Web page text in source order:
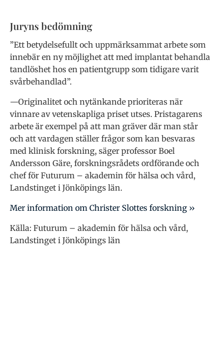
Juryns bedömning
”Ett betydelsefullt och uppmärksammat arbete som
innebär en ny möjlighet att med implantat behandla
tandlöshet hos en patientgrupp som tidigare varit
svårbehandlad”.
—Originalitet och nytänkande prioriteras när
vinnare av vetenskapliga priset utses. Pristagarens
arbete är exempel på att man gräver där man står
och att vardagen ställer frågor som kan besvaras
med klinisk forskning, säger professor Boel
Andersson Gäre, forskningsrådets ordförande och
chef för Futurum – akademin för hälsa och vård,
Landstinget i Jönköpings län.
Mer information om Christer Slottes forskning ››
Källa: Futurum – akademin för hälsa och vård,
Landstinget i Jönköpings län